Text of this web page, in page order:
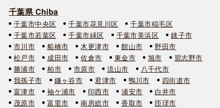
千葉県 Chiba
千葉市中央区 千葉市花見川区
千葉市稲毛区
千葉市若葉区
千葉市緑区 千葉市美浜区
銚子市
市川市
船橋市 木更津市 館山市
野田市
松戸市
成田市 佐倉市 東金市 旭市
習志野市
勝浦市
柏市 市原市 流山市
八千代市
我孫子市
鎌ヶ谷市 君津市 鴨川市
四街道市
富津市
袖ケ浦市 印西市 浦安市
白井市
茂原市
富里市 南房総市 香取市
匝瑳市